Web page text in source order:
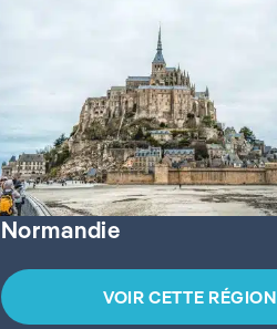
Normandie
VOIR CETTE RÉGION